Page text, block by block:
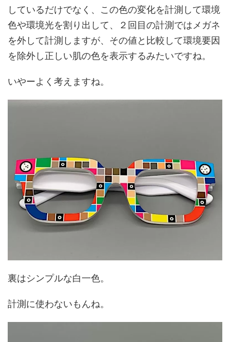
しているだけでなく、この色の変化を計測して環境
色や環境光を割り出して、２回目の計測ではメガネ
を外して計測しますが、その値と比較して環境要因
を除外し正しい肌の色を表示するみたいですね。
いやーよく考えますね。
裏はシンプルな白一色。
計測に使わないもんね。